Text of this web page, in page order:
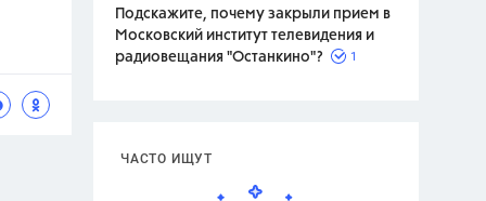
Подскажите, почему закрыли прием в
Московский институт телевидения и
радиовещания "Останкино"?
1
ЧАСТО ИЩУТ